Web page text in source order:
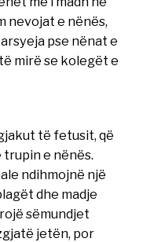
nevojat e nënës,
pse nënat e
mirë se kolegët e
të fetusit, që
e nënës.
ndihmojnë një
dhe madje
sëmundjet
jetën, por